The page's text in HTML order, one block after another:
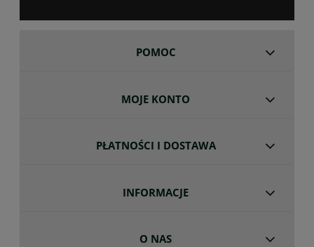
POMOC
MOJE KONTO
PŁATNOŚCI I DOSTAWA
INFORMACJE
O NAS